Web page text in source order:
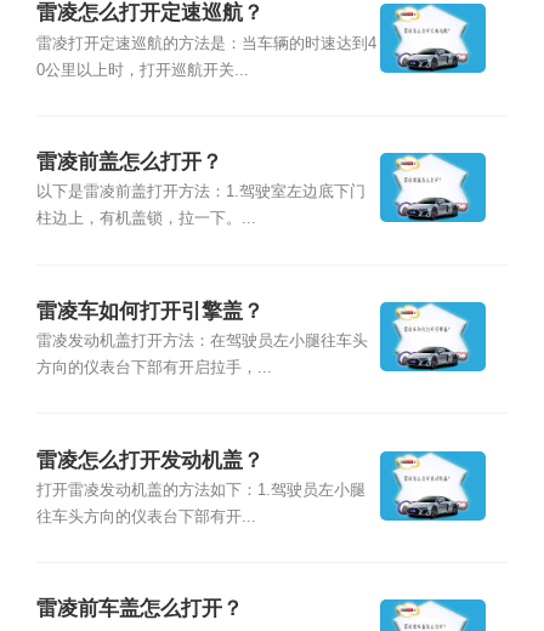
雷凌怎么打开定速巡航？
雷凌打开定速巡航的方法是：当车辆的时速达到4
0公里以上时，打开巡航开关...
雷凌前盖怎么打开？
以下是雷凌前盖打开方法：1.驾驶室左边底下门
柱边上，有机盖锁，拉一下。...
雷凌车如何打开引擎盖？
雷凌发动机盖打开方法：在驾驶员左小腿往车头
方向的仪表台下部有开启拉手，...
雷凌怎么打开发动机盖？
打开雷凌发动机盖的方法如下：1.驾驶员左小腿
往车头方向的仪表台下部有开...
雷凌前车盖怎么打开？